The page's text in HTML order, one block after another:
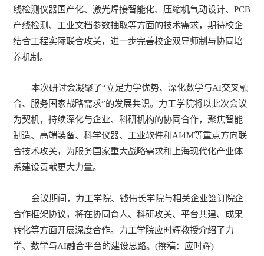
线检测仪器国产化、激光焊接智能化、压缩机气动设计、PCB
产线检测、工业文档参数抽取等方面的技术需求，期待校企
结合工程实际联合攻关，进一步完善校企双导师制与协同培
养机制。
本次研讨会凝聚了“立足力学优势、深化数学与AI交叉融
合、服务国家战略需求”的发展共识。力工学院将以此次会议
为契机，持续深化与企业、科研机构的协同合作，聚焦智能
制造、高端装备、科学仪器、工业软件和AI4M等重点方向联
合技术攻关，为服务国家重大战略需求和上海现代化产业体
系建设贡献更大力量。
会议期间，力工学院、钱伟长学院与相关企业签订院企
合作框架协议，将在协同育人、科研攻关、平台共建、成果
转化等方面开展深度合作。力工学院应时辉教授介绍了力
学、数学与AI融合平台的建设思路。(撰稿：应时辉)